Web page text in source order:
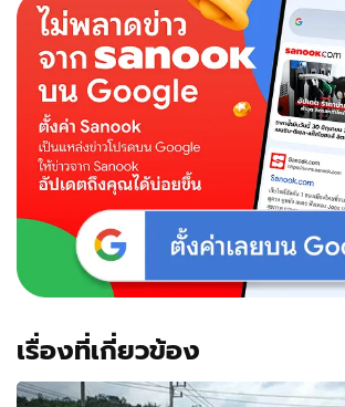
เรื่องที่เกี่ยวข้อง